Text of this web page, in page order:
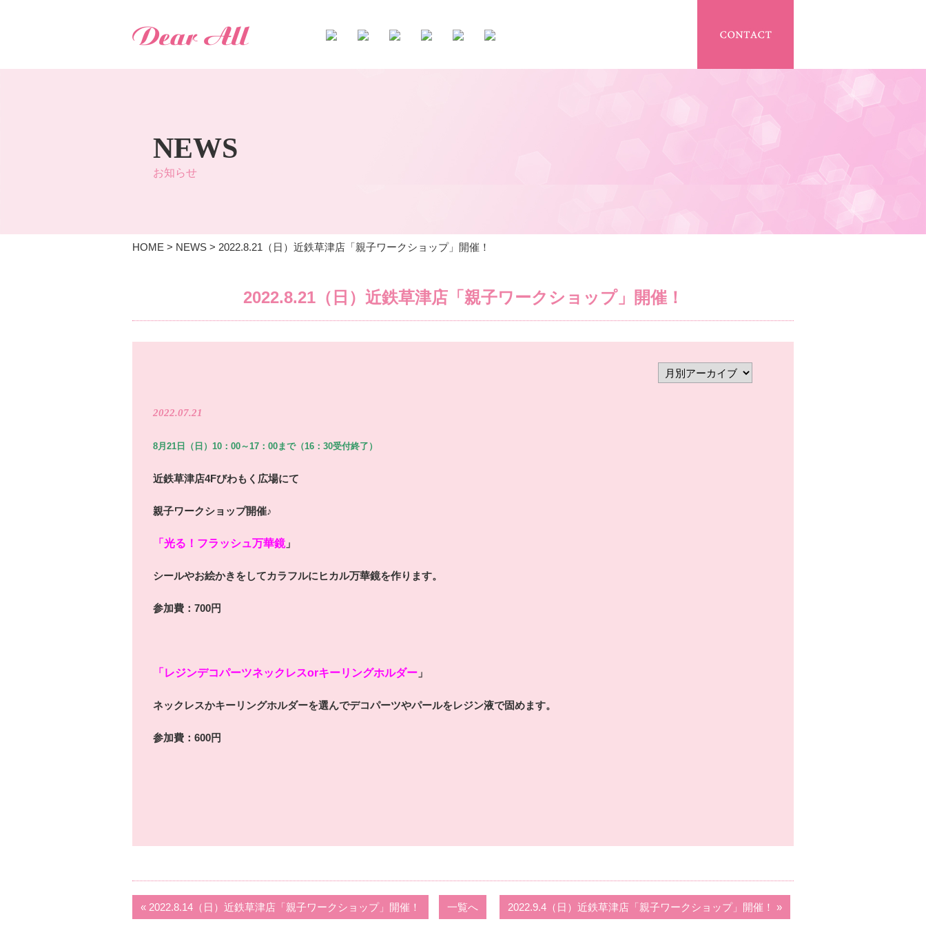
NEWS
お知らせ
HOME > NEWS > 2022.8.21（日）近鉄草津店「親子ワークショップ」開催！
2022.8.21（日）近鉄草津店「親子ワークショップ」開催！
2022.07.21
8月21日（日）10：00～17：00まで（16：30受付終了）
近鉄草津店4Fびわもく広場にて
親子ワークショップ開催♪
「光る！フラッシュ万華鏡」
シールやお絵かきをしてカラフルにヒカル万華鏡を作ります。
参加費：700円
「レジンデコパーツネックレスorキーリングホルダー 」
ネックレスかキーリングホルダーを選んでデコパーツやパールをレジン液で固めます。
参加費：600円
« 2022.8.14（日）近鉄草津店「親子ワークショップ」開催！ 一覧へ 2022.9.4（日）近鉄草津店「親子ワークショップ」開催！ »